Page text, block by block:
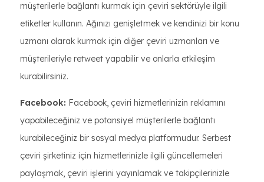
müşterilerle bağlantı kurmak için çeviri sektörüyle ilgili
etiketler kullanın. Ağınızı genişletmek ve kendinizi bir konu
uzmanı olarak kurmak için diğer çeviri uzmanları ve
müşterileriyle retweet yapabilir ve onlarla etkileşim
kurabilirsiniz.
Facebook: Facebook, çeviri hizmetlerinizin reklamını
yapabileceğiniz ve potansiyel müşterilerle bağlantı
kurabileceğiniz bir sosyal medya platformudur. Serbest
çeviri şirketiniz için hizmetlerinizle ilgili güncellemeleri
paylaşmak, çeviri işlerini yayınlamak ve takipçilerinizle